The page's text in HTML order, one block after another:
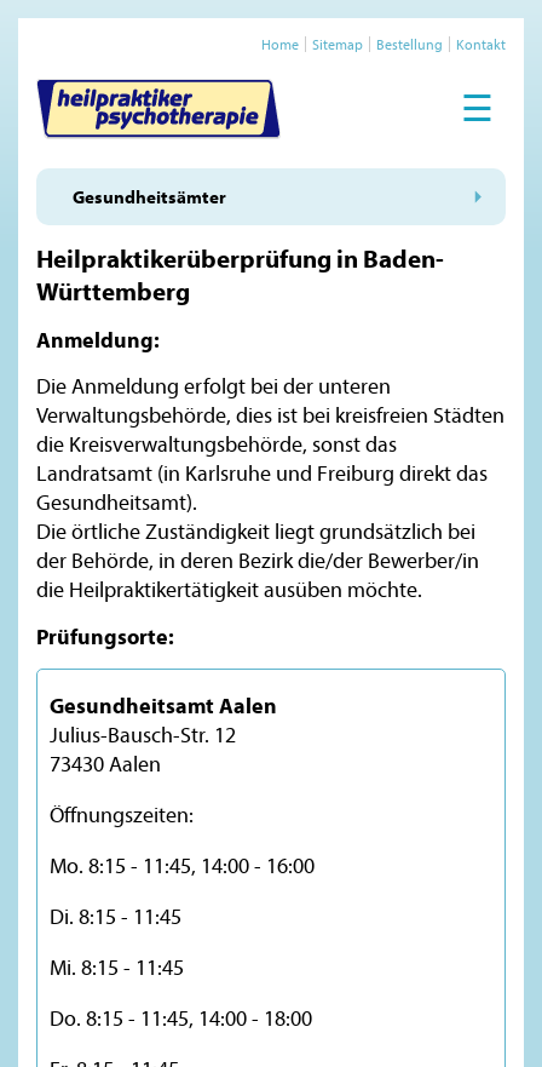
Home Sitemap Bestellung Kontakt
☰
Gesundheitsämter
Heilpraktikerüberprüfung in Baden-
Württemberg
Anmeldung:
Die Anmeldung erfolgt bei der unteren
Verwaltungsbehörde, dies ist bei kreisfreien Städten
die Kreisverwaltungsbehörde, sonst das
Landratsamt (in Karlsruhe und Freiburg direkt das
Gesundheitsamt).
Die örtliche Zuständigkeit liegt grundsätzlich bei
der Behörde, in deren Bezirk die/der Bewerber/in
die Heilpraktikertätigkeit ausüben möchte.
Prüfungsorte:
Gesundheitsamt Aalen
Julius-Bausch-Str. 12
73430 Aalen
Öffnungszeiten:
Mo. 8:15 - 11:45, 14:00 - 16:00
Di. 8:15 - 11:45
Mi. 8:15 - 11:45
Do. 8:15 - 11:45, 14:00 - 18:00